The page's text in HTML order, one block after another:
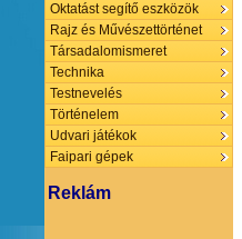
Oktatást segítő eszközök
Rajz és Művészettörténet
Társadalomismeret
Technika
Testnevelés
Történelem
Udvari játékok
Faipari gépek
Reklám